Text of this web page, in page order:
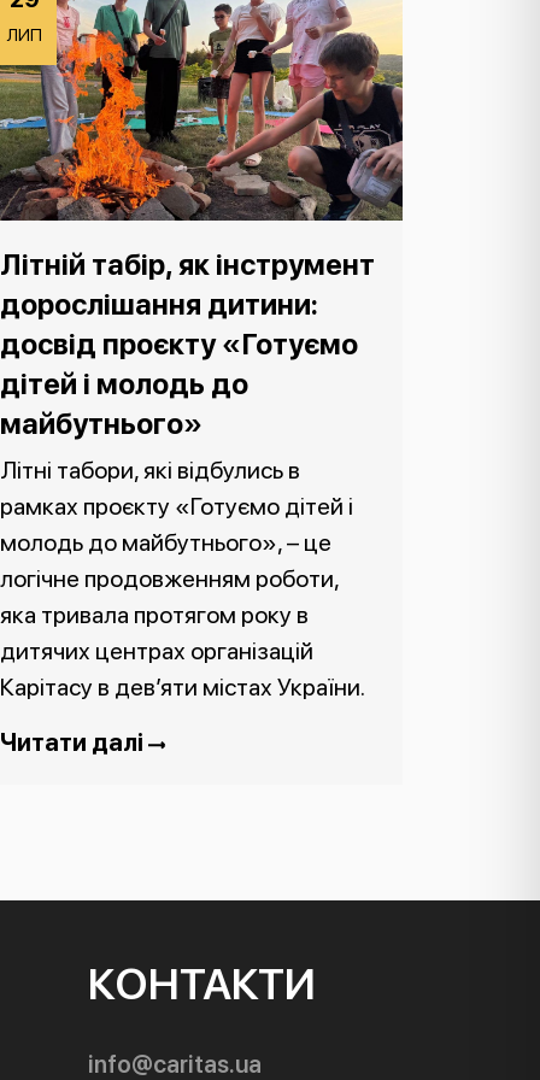
ЛИП
Літній табір, як інструмент
дорослішання дитини:
досвід проєкту «Готуємо
дітей і молодь до
майбутнього»
Літні табори, які відбулись в
рамках проєкту «Готуємо дітей і
молодь до майбутнього», – це
логічне продовженням роботи,
яка тривала протягом року в
дитячих центрах організацій
Карітасу в дев’яти містах України.
Читати далі
КОНТАКТИ
info@caritas.ua